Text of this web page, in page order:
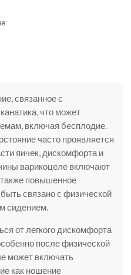
связанное с
что может
включая бесплодие.
часто проявляется
яичек, дискомфорта и
варикоцеле включают
повышенное
связано с физической
сидением.
от легкого дискомфорта
после физической
может включать
как ношение